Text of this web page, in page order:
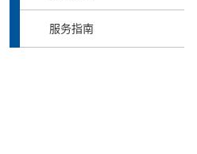
服务指南